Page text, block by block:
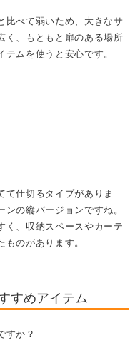
比べて弱いため、大きなサ
く、もともと扉のある場所
ムを使うと安心です。
て仕切るタイプがありま
の縦バージョンですね。
く、収納スペースやカーテ
のがあります。
すめアイテム
すか？